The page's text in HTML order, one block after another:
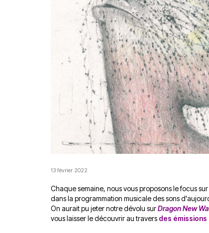
13 février 2022
Chaque semaine, nous vous proposons le focus
dans la programmation musicale des sons
On aurait pu jeter notre dévolu surDragon New
vous laisser le découvrir au travers des